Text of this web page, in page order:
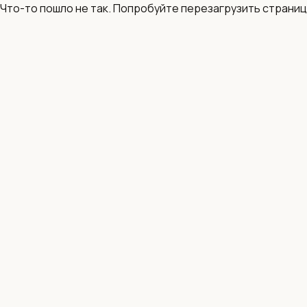
Что-то пошло не так. Попробуйте перезагрузить